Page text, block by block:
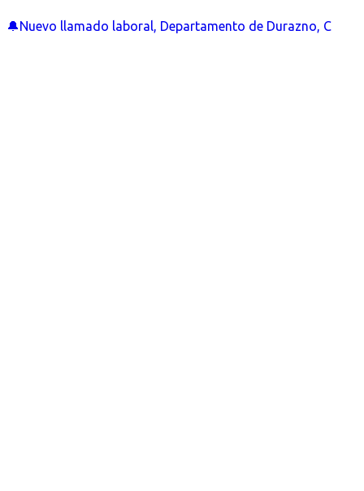
🔔Nuevo llamado laboral, Departamento de Durazno, C